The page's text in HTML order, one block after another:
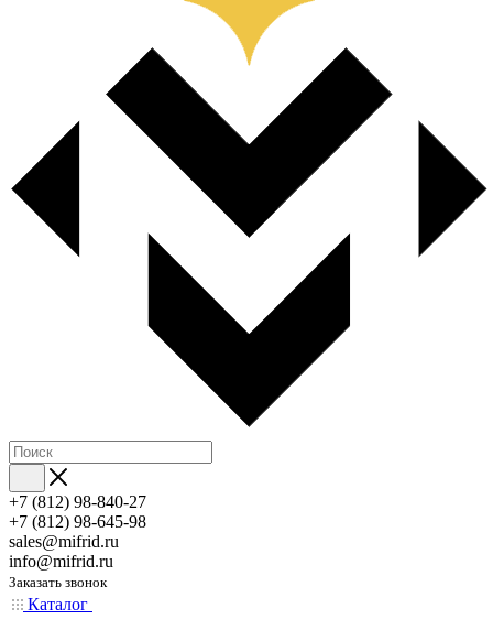
+7 (812) 98-840-27
+7 (812) 98-645-98
sales@mifrid.ru
info@mifrid.ru
Заказать звонок
Каталог